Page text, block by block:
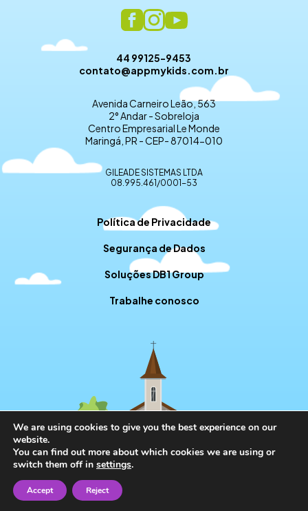
44 99125-9453
contato@appmykids.com.br
Avenida Carneiro Leão, 563
2° Andar - Sobreloja
Centro Empresarial Le Monde
Maringá, PR - CEP- 87014-010
GILEADE SISTEMAS LTDA
08.995.461/0001-53
Política de Privacidade
Segurança de Dados
Soluções DB1 Group
Trabalhe conosco
We are using cookies to give you the best experience on our
website.
You can find out more about which cookies we are using or
switch them off in settings.
Accept Reject